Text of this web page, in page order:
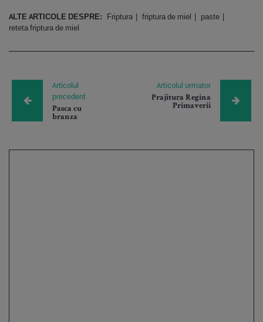
ALTE ARTICOLE DESPRE: Friptura friptura de miel
paste
reteta friptura de miel
Articolul
precedent
Pasca cu
branza
Articolul urmator
Prajitura Regina
Primaverii